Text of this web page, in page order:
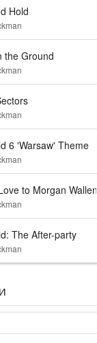
Hold
the Ground
6 'Warsaw' Theme
to Morgan Wallen
The After-party